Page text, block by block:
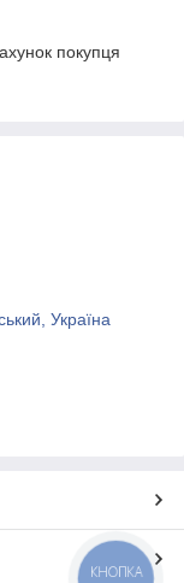
покупця
Україна
КНОПКА